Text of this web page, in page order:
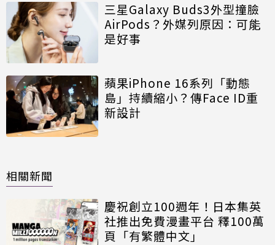
三星Galaxy Buds3外型撞臉
AirPods？外媒列原因：可能
是好事
蘋果iPhone 16系列「動態
島」持續縮小？傳Face ID重
新設計
相關新聞
慶祝創立100週年！日本集英
社推出免費漫畫平台 釋100萬
頁「有繁體中文」